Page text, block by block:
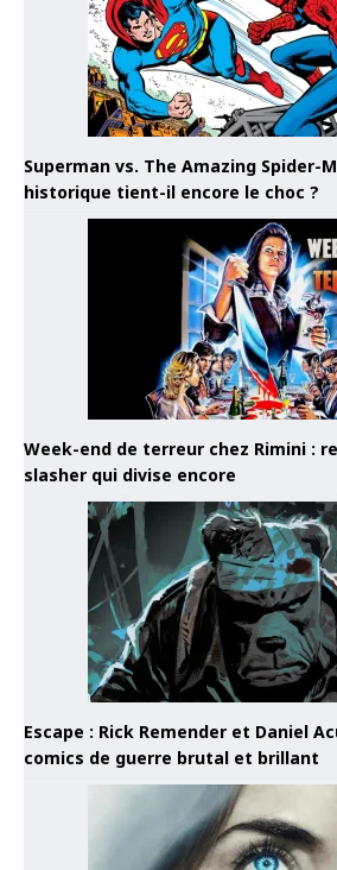
Superman vs. The Amazing Spider-
historique tient-il encore le choc ?
Week-end de terreur chez Rimini :
slasher qui divise encore
Escape : Rick Remender et Daniel
comics de guerre brutal et brillant